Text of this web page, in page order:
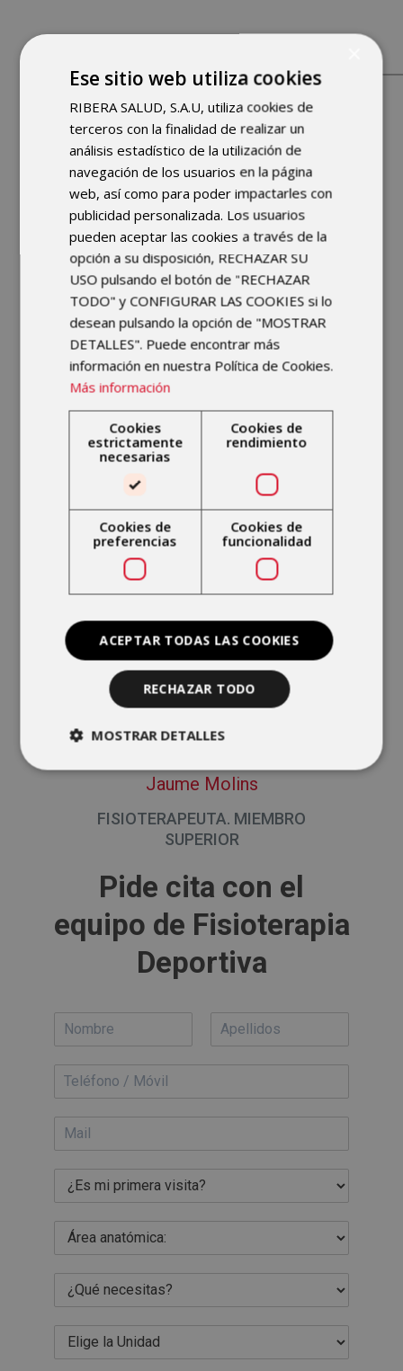
Equipo de
Fisioterapia
Lola Cantón
FISIOTERAPEUTA. MIEMBRO
SUPERIOR
Jaume Molins
FISIOTERAPEUTA. MIEMBRO
SUPERIOR
Pide cita con el
equipo de Fisioterapia
Deportiva
Ese sitio web utiliza cookies
RIBERA SALUD, S.A.U, utiliza cookies de
terceros con la finalidad de realizar un
análisis estadístico de la utilización de
navegación de los usuarios en la página
web, así como para poder impactarles con
publicidad personalizada. Los usuarios
pueden aceptar las cookies a través de la
opción a su disposición, RECHAZAR SU
USO pulsando el botón de "RECHAZAR
TODO" y CONFIGURAR LAS COOKIES si lo
desean pulsando la opción de "MOSTRAR
DETALLES". Puede encontrar más
información en nuestra Política de Cookies.
Más información
Cookies
estrictamente
necesarias
Cookies de
rendimiento
Cookies de
preferencias
Cookies de
funcionalidad
ACEPTAR TODAS LAS COOKIES
RECHAZAR TODO
MOSTRAR DETALLES